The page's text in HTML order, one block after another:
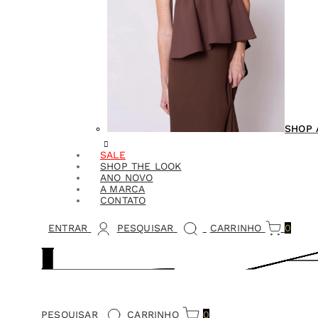
SHOP
SALE
SHOP THE LOOK
ANO NOVO
A MARCA
CONTATO
ENTRAR PESQUISAR CARRINHO 0
PESQUISAR CARRINHO 0